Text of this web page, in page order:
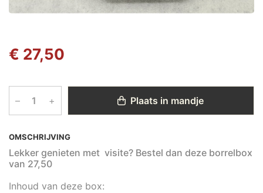
OMSCHRIJVING
Lekker genieten met visite? Bestel dan deze borrelbox
van 27,50
Inhoud van deze box:
€ 27,50
– + Plaats in mandje